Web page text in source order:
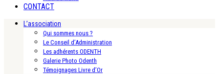
CONTACT
L’association
Qui sommes nous ?
Le Conseil d’Administration
Les adhérents ODENTH
Galerie Photo Odenth
Témoignages Livre d’Or